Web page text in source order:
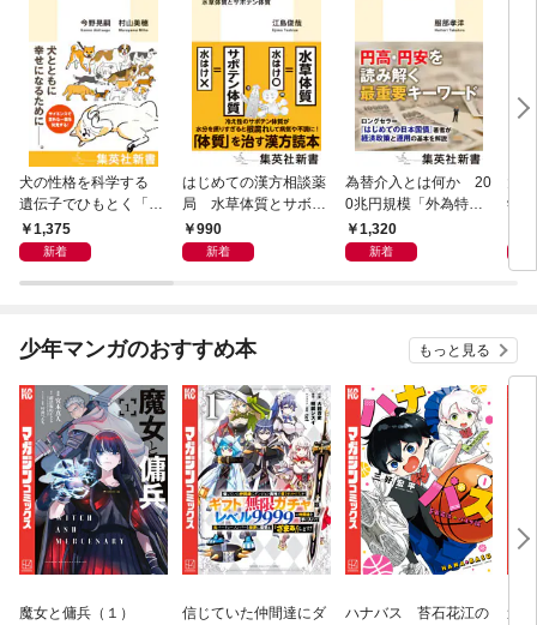
犬の性格を科学する
遺伝子でひもとく「最
良の友」の進化
1,375
新着
はじめての漢方相談薬
局 水草体質とサボテ
ン体質
990
新着
為替介入とは何か 20
0兆円規模「外為特
会」が生まれた謎
1,320
新着
学
少年マンガのおすすめ本 もっと見る
魔女と傭兵（１）
信じていた仲間達にダ
ハナバス 苔石花江の
追